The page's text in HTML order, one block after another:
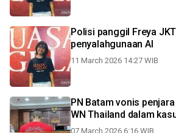
Polisi panggil Freya
penyalahgunaan AI
11 March 2026 14:27 WIB
PN Batam vonis
WN Thailand dalam
07 March 2026 6:16 WIB